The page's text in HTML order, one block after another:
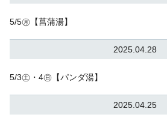
5/5㊊【菖蒲湯】
2025.04.28
5/3㊏・4㊐【パンダ湯】
2025.04.25